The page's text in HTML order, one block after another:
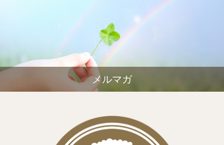
メルマガ